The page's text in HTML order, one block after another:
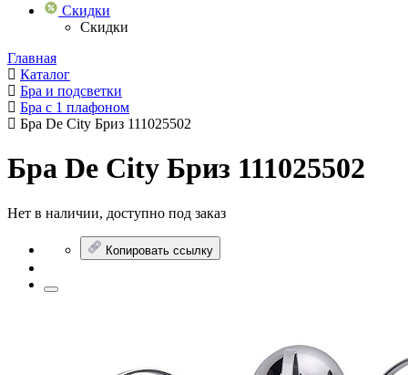
Скидки
Скидки
Главная
Каталог
Бра и подсветки
Бра с 1 плафоном
Бра De City Бриз 111025502
Бра De City Бриз 111025502
Нет в наличии, доступно под заказ
Копировать ссылку